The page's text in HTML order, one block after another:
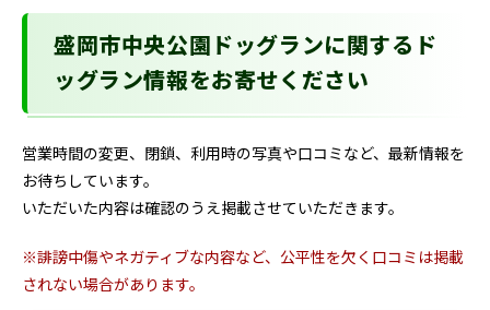
盛岡市中央公園ドッグランに関するド
ッグラン情報をお寄せください
営業時間の変更、閉鎖、利用時の写真や口コミなど、最新情報を
お待ちしています。
いただいた内容は確認のうえ掲載させていただきます。
※誹謗中傷やネガティブな内容など、公平性を欠く口コミは掲載
されない場合があります。